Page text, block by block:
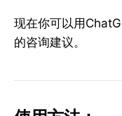
现在你可以用
的咨询建议。